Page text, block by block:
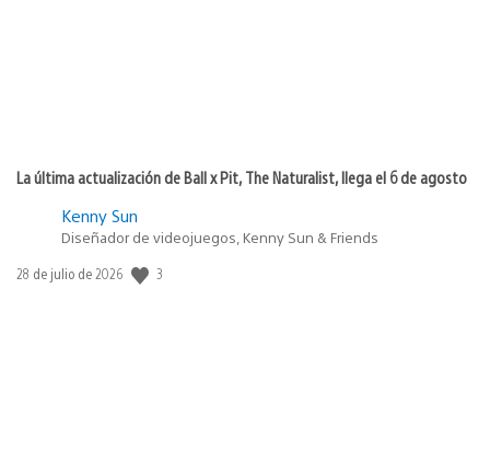
La última actualización de Ball x Pit, The Naturalist, llega el 6 de agosto
Kenny Sun
Diseñador de videojuegos, Kenny Sun & Friends
Fecha
28 de julio de 2026 3